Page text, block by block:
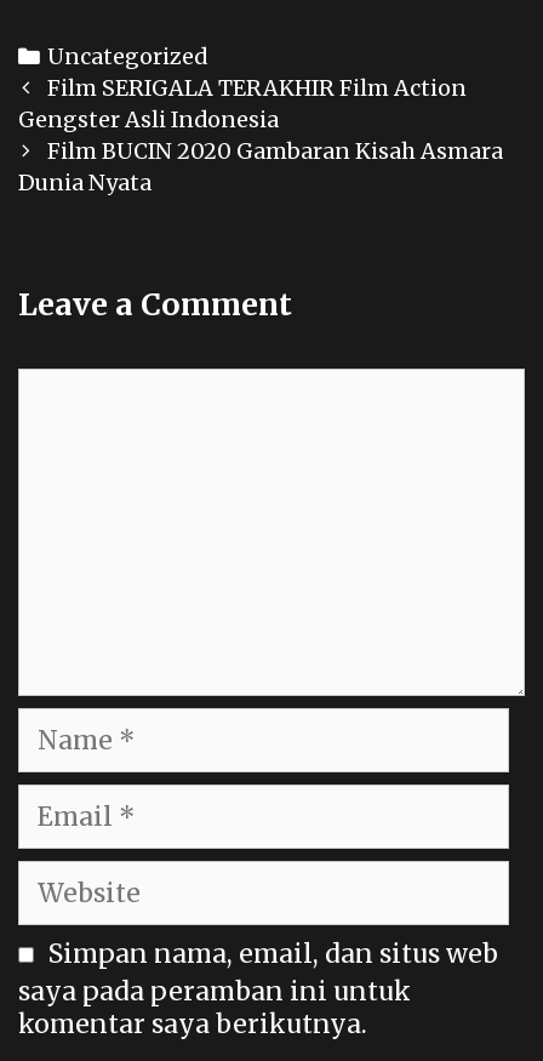
Categories
Uncategorized
Post
navigation
Film SERIGALA TERAKHIR Film Action
Gengster Asli Indonesia
Film BUCIN 2020 Gambaran Kisah Asmara
Dunia Nyata
Leave a Comment
Name
Email
Website
Simpan nama, email, dan situs web
saya pada peramban ini untuk
komentar saya berikutnya.